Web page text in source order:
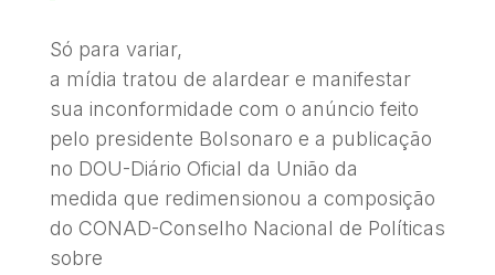
Só para variar,
a mídia tratou de alardear e manifestar
sua inconformidade com o anúncio feito
pelo presidente Bolsonaro e a publicação
no DOU-Diário Oficial da União da
medida que redimensionou a composição
do CONAD-Conselho Nacional de Políticas
sobre